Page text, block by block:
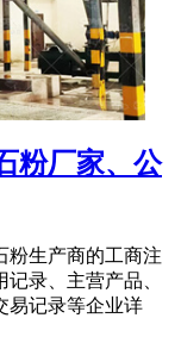
粉厂家、公
粉生产商的工商注
录、主营产品、
易记录等企业详